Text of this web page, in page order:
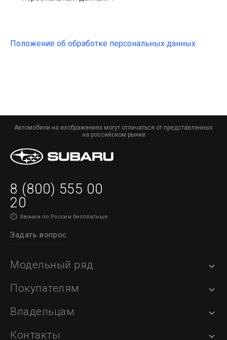
Положение об обработке персональных данных
Автомобили на изображениях могут отличаться от представленных
на российском рынке
8 (800) 555 00
20
Звонки по России бесплатные
Задать вопрос
Модельный ряд
Покупателям
Владельцам
Контакты